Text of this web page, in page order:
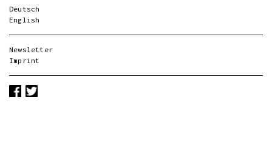
Deutsch
English
Newsletter
Imprint